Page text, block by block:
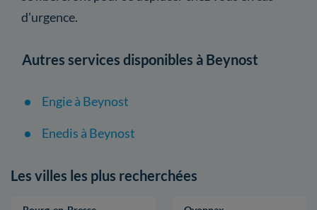
d'urgence.
Autres services disponibles à Beynost
Engie à Beynost
Enedis à Beynost
Les villes les plus recherchées